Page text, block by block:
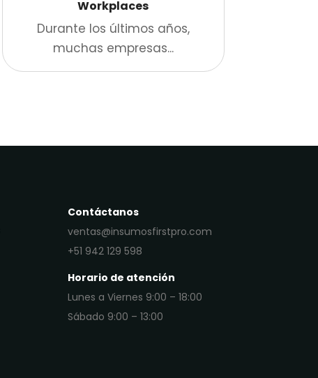
Workplaces
Durante los últimos años,
muchas empresas...
Contáctanos
ventas@insumosfirstpro.com
+51 942 129 598
Horario de atención
Lunes a Viernes 9:00 – 18:00
Sábado 9:00 – 13:00